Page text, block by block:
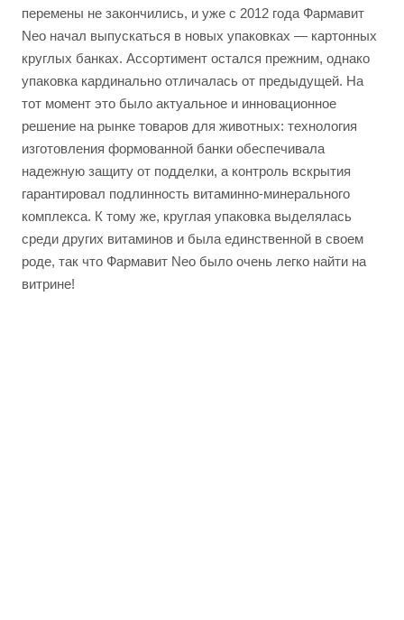
перемены не закончились, и уже с 2012 года Фармавит
Neo начал выпускаться в новых упаковках — картонных
круглых банках. Ассортимент остался прежним, однако
упаковка кардинально отличалась от предыдущей. На
тот момент это было актуальное и инновационное
решение на рынке товаров для животных: технология
изготовления формованной банки обеспечивала
надежную защиту от подделки, а контроль вскрытия
гарантировал подлинность витаминно-минерального
комплекса. К тому же, круглая упаковка выделялась
среди других витаминов и была единственной в своем
роде, так что Фармавит Neo было очень легко найти на
витрине!